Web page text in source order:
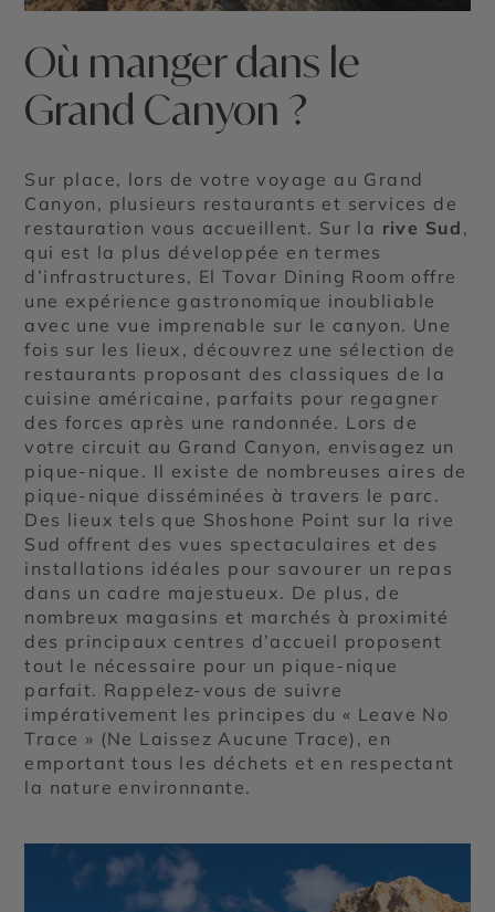
Où manger dans le
Grand Canyon ?
Sur place, lors de votre voyage au Grand
Canyon, plusieurs restaurants et services de
restauration vous accueillent. Sur la rive Sud ,
qui est la plus développée en termes
d’infrastructures, El Tovar Dining Room offre
une expérience gastronomique inoubliable
avec une vue imprenable sur le canyon. Une
fois sur les lieux, découvrez une sélection de
restaurants proposant des classiques de la
cuisine américaine, parfaits pour regagner
des forces après une randonnée. Lors de
votre circuit au Grand Canyon, envisagez un
pique-nique. Il existe de nombreuses aires de
pique-nique disséminées à travers le parc.
Des lieux tels que Shoshone Point sur la rive
Sud offrent des vues spectaculaires et des
installations idéales pour savourer un repas
dans un cadre majestueux. De plus, de
nombreux magasins et marchés à proximité
des principaux centres d’accueil proposent
tout le nécessaire pour un pique-nique
parfait. Rappelez-vous de suivre
impérativement les principes du « Leave No
Trace » (Ne Laissez Aucune Trace), en
emportant tous les déchets et en respectant
la nature environnante.